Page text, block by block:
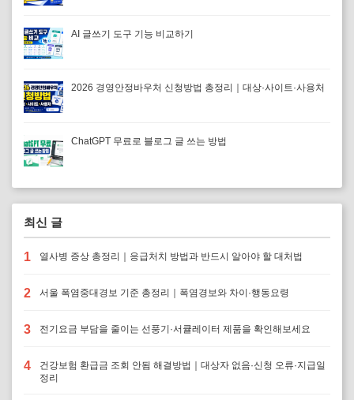
AI 글쓰기 도구 기능 비교하기
2026 경영안정바우처 신청방법 총정리｜대상·사이트·사용처
ChatGPT 무료로 블로그 글 쓰는 방법
최신 글
1 열사병 증상 총정리｜응급처치 방법과 반드시 알아야 할 대처법
2 서울 폭염중대경보 기준 총정리｜폭염경보와 차이·행동요령
3 전기요금 부담을 줄이는 선풍기·서큘레이터 제품을 확인해보세요
4
건강보험 환급금 조회 안됨 해결방법｜대상자 없음·신청 오류·지급일
정리